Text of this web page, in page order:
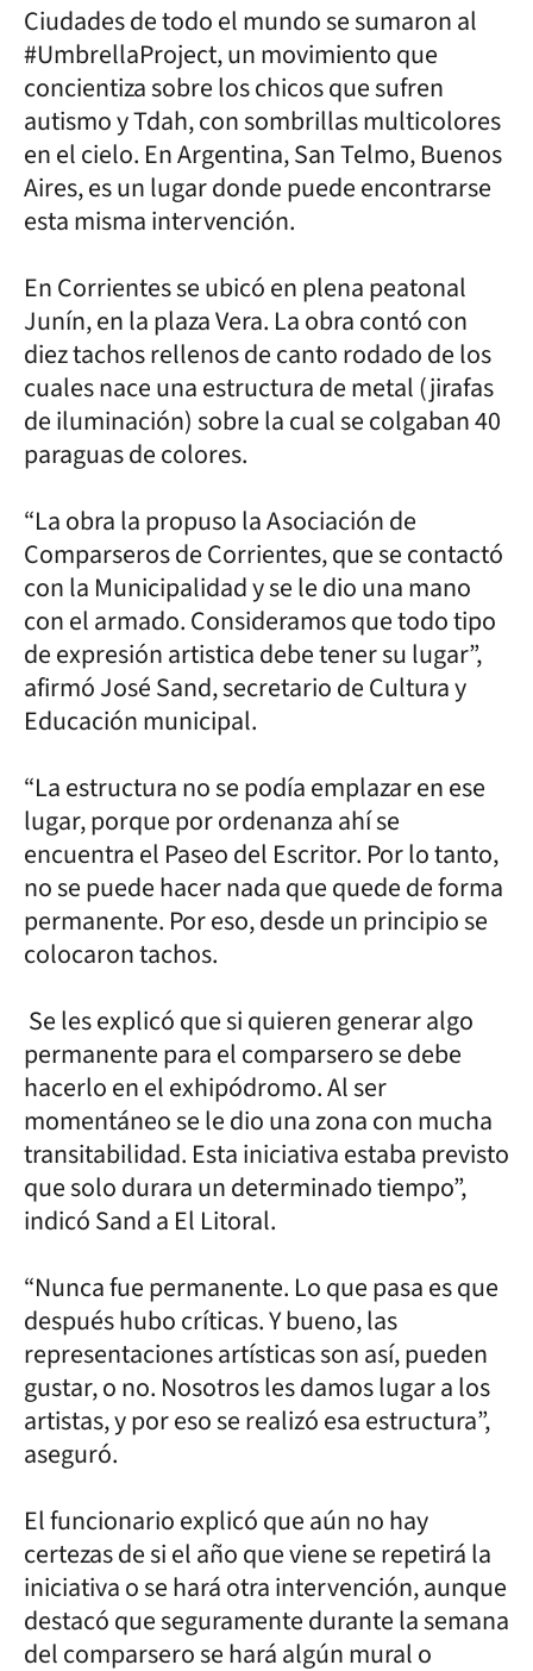
Ciudades de todo el mundo se sumaron al
#UmbrellaProject, un movimiento que
concientiza sobre los chicos que sufren
autismo y Tdah, con sombrillas multicolores
en el cielo. En Argentina, San Telmo, Buenos
Aires, es un lugar donde puede encontrarse
esta misma intervención.
En Corrientes se ubicó en plena peatonal
Junín, en la plaza Vera. La obra contó con
diez tachos rellenos de canto rodado de los
cuales nace una estructura de metal (jirafas
de iluminación) sobre la cual se colgaban 40
paraguas de colores.
“La obra la propuso la Asociación de
Comparseros de Corrientes, que se contactó
con la Municipalidad y se le dio una mano
con el armado. Consideramos que todo tipo
de expresión artistica debe tener su lugar”,
afirmó José Sand, secretario de Cultura y
Educación municipal.
“La estructura no se podía emplazar en ese
lugar, porque por ordenanza ahí se
encuentra el Paseo del Escritor. Por lo tanto,
no se puede hacer nada que quede de forma
permanente. Por eso, desde un principio se
colocaron tachos.
Se les explicó que si quieren generar algo
permanente para el comparsero se debe
hacerlo en el exhipódromo. Al ser
momentáneo se le dio una zona con mucha
transitabilidad. Esta iniciativa estaba previsto
que solo durara un determinado tiempo”,
indicó Sand a El Litoral.
“Nunca fue permanente. Lo que pasa es que
después hubo críticas. Y bueno, las
representaciones artísticas son así, pueden
gustar, o no. Nosotros les damos lugar a los
artistas, y por eso se realizó esa estructura”,
aseguró.
El funcionario explicó que aún no hay
certezas de si el año que viene se repetirá la
iniciativa o se hará otra intervención, aunque
destacó que seguramente durante la semana
del comparsero se hará algún mural o